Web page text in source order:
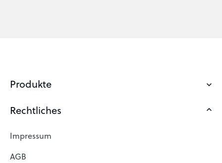
Produkte
Domain sichern
Eigene Domain
Domain Suche
Rechtliches
Impressum
AGB